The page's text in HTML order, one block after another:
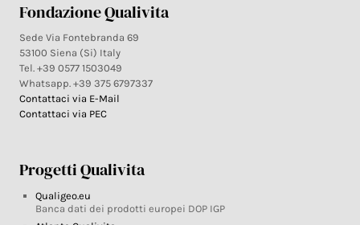
Fondazione Qualivita
Sede Via Fontebranda 69
53100 Siena (Si) Italy
Tel. +39 0577 1503049
Whatsapp. +39 375 6797337
Contattaci via E-Mail
Contattaci via PEC
Progetti Qualivita
Qualigeo.eu
Banca dati dei prodotti europei DOP IGP